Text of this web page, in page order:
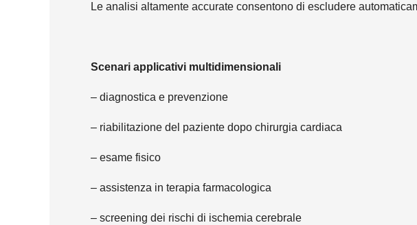
Le analisi altamente accurate consentono di escludere
Scenari applicativi multidimensionali
– diagnostica e prevenzione
– riabilitazione del paziente dopo chirurgia cardiaca
– esame fisico
– assistenza in terapia farmacologica
– screening dei rischi di ischemia cerebrale